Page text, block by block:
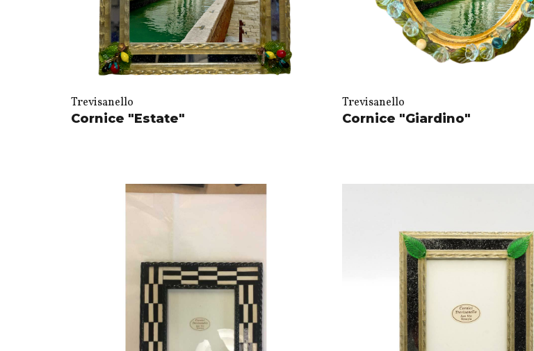
Trevisanello
Cornice "Estate"
Trevisanello
Cornice "Giardino"